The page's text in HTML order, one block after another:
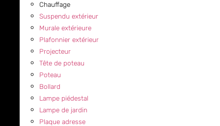
Chauffage
Suspendu extérieur
Murale extérieure
Plafonnier extérieur
Projecteur
Tête de poteau
Poteau
Bollard
Lampe piédestal
Lampe de jardin
Plaque adresse